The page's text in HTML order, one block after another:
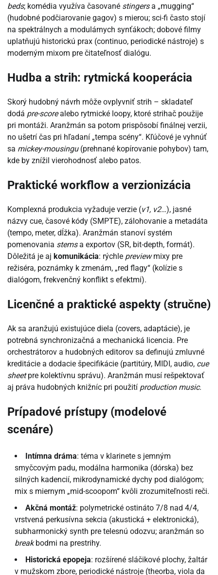
beds; komédia využíva časované stingersa „mugging“
(hudobné podčiarovanie gagov) s mierou; sci-fi často stojí
na spektrálnych a modulárnych synťákoch; dobové filmy
uplatňujú historickú prax (continuo, periodické nástroje) s
moderným mixom pre čitateľnosť dialógu.
Hudba a strih: rytmická kooperácia
Skorý hudobný návrh môže ovplyvniť strih – skladateľ
dodá pre-scorealebo rytmické loopy, ktoré strihač použije
pri montáži. Aranžmán sa potom prispôsobí finálnej verzii,
no ušetrí čas pri hľadaní „tempa scény“. Kľúčové je vyhnúť
sa mickey-mousingu(prehnané kopírovanie pohybov) tam,
kde by znížil vierohodnosť alebo patos.
Praktické workflow a verzionizácia
Komplexná produkcia vyžaduje verzie (v1, v2…), jasné
názvy cue, časové kódy (SMPTE), zálohovanie a metadáta
(tempo, meter, dĺžka). Aranžmán stanoví systém
pomenovania stemsa exportov (SR, bit-depth, formát).
Dôležitá je aj komunikácia: rýchle previewmixy pre
režiséra, poznámky k zmenám, „red flagy“ (kolízie s
dialógom, frekvenčný konflikt s efektmi).
Licenčné a praktické aspekty (stručne)
Ak sa aranžujú existujúce diela (covers, adaptácie), je
potrebná synchronizačná a mechanická licencia. Pre
orchestrátorov a hudobných editorov sa definujú zmluvné
kreditácie a dodacie špecifikácie (partitúry, MIDI, audio, cue
sheetpre kolektívnu správu). Aranžmán musí rešpektovať
aj práva hudobných knižníc pri použití production music.
Prípadové prístupy (modelové
scenáre)
Intímna dráma: téma v klarinete s jemným
smyčcovým padu, modálna harmonika (dórska) bez
silných kadencií, mikrodynamické dychy pod dialógom;
mix s miernym „mid-scoopom“ kvôli zrozumiteľnosti reči.
Akčná montáž: polymetrické ostináto 7/8 nad 4/4,
vrstvená perkusívna sekcia (akustická + elektronická),
subharmonický synth pre telesnú odozvu; aranžmán so
breakbodmi na prestrihy.
Historická epopeja: rozšírené sláčikové plochy, žaltár
v mužskom zbore, periodické nástroje (theorba, viola da